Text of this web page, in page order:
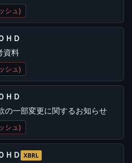
シュ)
ＨＤ
資料
シュ)
ＨＤ
の一部変更に関するお知らせ
シュ)
ＨＤ XBRL